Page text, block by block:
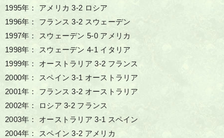
1995年： アメリカ 3-2 ロシア
1996年： フランス 3-2 スウェーデン
1997年： スウェーデン 5-0 アメリカ
1998年： スウェーデン 4-1 イタリア
1999年： オーストラリア 3-2 フランス
2000年： スペイン 3-1 オーストラリア
2001年： フランス 3-2 オーストラリア
2002年： ロシア 3-2 フランス
2003年： オーストラリア 3-1 スペイン
2004年： スペイン 3-2 アメリカ